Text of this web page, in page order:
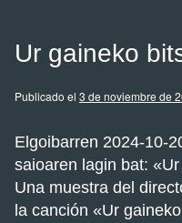
Ur gaineko
Publicado el 3 de noviembre de
Elgoibarren 2024-10-
saioaren lagin bat:
Una muestra del
la canción «Ur